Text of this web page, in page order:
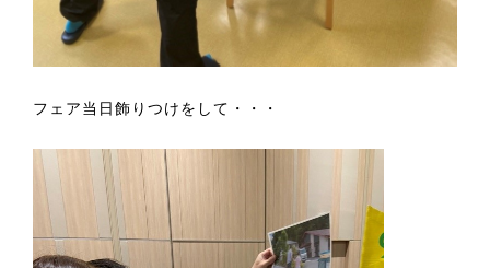
フェア当日飾りつけをして・・・